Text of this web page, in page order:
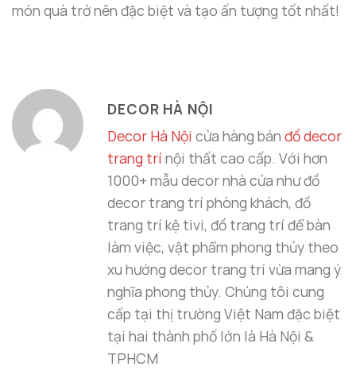
món quà trở nên đặc biệt và tạo ấn tượng tốt nhất!
DECOR HÀ NỘI
Decor Hà Nội cửa hàng bán đồ decor
trang trí nội thất cao cấp. Với hơn
1000+ mẫu decor nhà cửa như đồ
decor trang trí phòng khách, đồ
trang trí kệ tivi, đồ trang trí để bàn
làm việc, vật phẩm phong thủy theo
xu hướng decor trang trí vừa mang ý
nghĩa phong thủy. Chúng tôi cung
cấp tại thị trường Việt Nam đặc biệt
tại hai thành phố lớn là Hà Nội &
TPHCM